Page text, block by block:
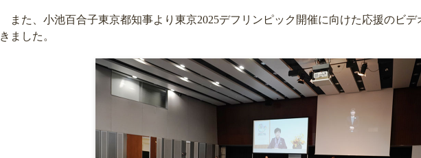
また、小池百合子東京都知事より東京2025デフリンピック開催に向けた応援のビデ
きました。